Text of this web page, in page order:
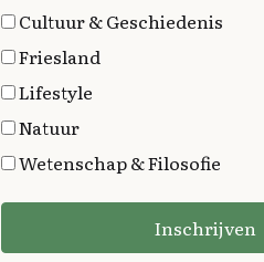
Cultuur & Geschiedenis
Friesland
Lifestyle
Natuur
Wetenschap & Filosofie
Inschrijven